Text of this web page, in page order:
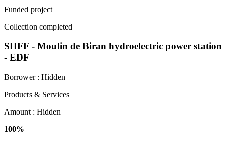
Funded project
Collection completed
SHFF - Moulin de Biran hydroelectric power station
- EDF
Borrower : Hidden
Products & Services
Amount : Hidden
100%